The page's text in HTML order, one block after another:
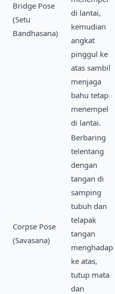
Bridge Pose
(Setu
Bandhasana)
di lantai,
kemudian
angkat
pinggul ke
atas sambil
menjaga
bahu tetap
menempel
di lantai.
Corpse Pose
(Savasana)
Berbaring
telentang
dengan
tangan di
samping
tubuh dan
telapak
tangan
menghadap
ke atas,
tutup mata
dan